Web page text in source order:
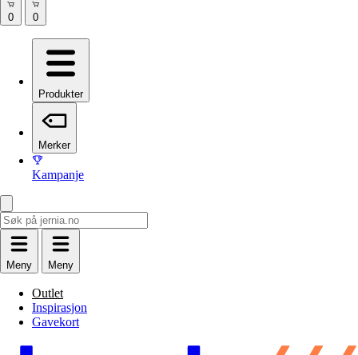
Produkter
Merker
Kampanje
Meny Meny
Outlet
Inspirasjon
Gavekort